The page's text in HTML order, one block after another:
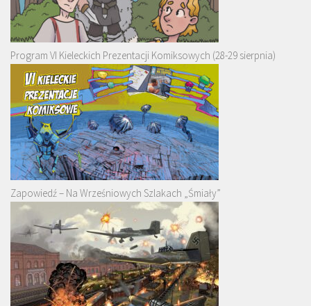
Program VI Kieleckich Prezentacji Komiksowych (28-29 sierpnia)
Zapowiedź – Na Wrześniowych Szlakach „Śmiały”